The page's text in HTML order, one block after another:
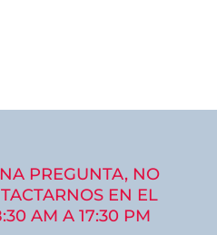
PREGUNTA, NO
EN EL
AM A 17:30 PM